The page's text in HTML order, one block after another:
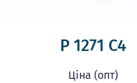
P 1271 C4
Ціна (опт)